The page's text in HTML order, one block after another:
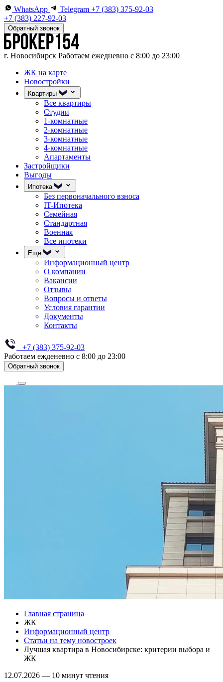
WhatsApp Telegram +7 (383) 375-92-03
+7 (383) 227-92-03
Обратный звонок
г. Новосибирск Работаем ежедневно с 8:00 до 23:00
ЖК на карте
Новостройки
Квартиры
Все квартиры
Студии
1-комнатные
2-комнатные
3-комнатные
4-комнатные
Апартаменты
Застройщики
Выгоды
Ипотека
Без первоначального взноса
IT-Ипотека
Семейная
Стандартная
Военная
Все ипотеки
Ещё
Информационный центр
О компании
Вакансии
Отзывы
Вопросы и ответы
Условия гарантии
Документы
Контакты
+7 (383) 375-92-03
Работаем ежденевно с 8:00 до 23:00
Обратный звонок
Главная страница
ЖК
Информационный центр
Статьи на тему новостроек
Лучшая квартира в Новосибирске: критерии выбора и
ЖК
12.07.2026 — 10 минут чтения